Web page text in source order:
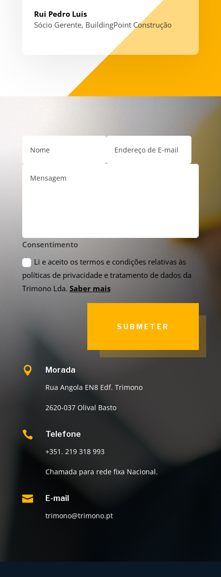
Rui Pedro Luís
Sócio Gerente, BuildingPoint Construção
Consentimento
Li e aceito os termos e condições relativas às
políticas de privacidade e tratamento de dados da
Trimono Lda. Saber mais
SUBMETER

Morada
Rua Angola EN8 Edf. Trimono
2620-037 Olival Basto

Telefone
+351. 219 318 993
Chamada para rede fixa Nacional.

E-mail
trimono@trimono.pt